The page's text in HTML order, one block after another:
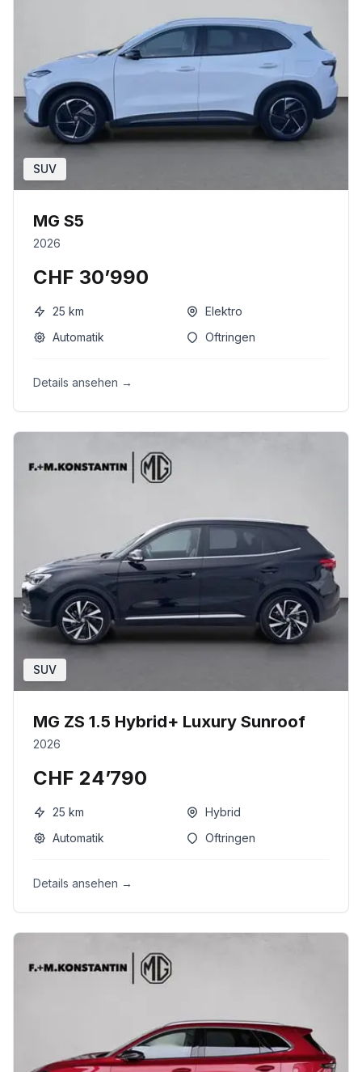
SUV
MG S5
2026
CHF 30’990
25 km
Elektro
Automatik
Oftringen
Details ansehen →
SUV
MG ZS 1.5 Hybrid+ Luxury Sunroof
2026
CHF 24’790
25 km
Hybrid
Automatik
Oftringen
Details ansehen →